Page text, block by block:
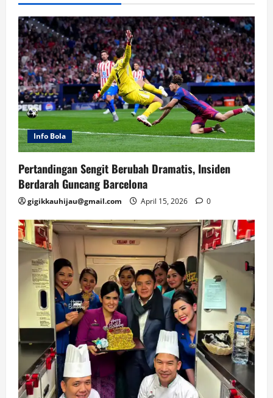
Info Bola
Pertandingan Sengit Berubah Dramatis, Insiden
Berdarah Guncang Barcelona
gigikkauhijau@gmail.com April 15, 2026 0